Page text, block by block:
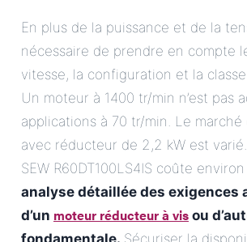
En plus de la puissance et de la
nécessaire de prendre en compte
vitesse, la configuration et la
Un moteur à 1400 tr/min n’est pas
applications à 70 tr/min. Le
avec réducteur de 2,2 kW est
SEW R60DT100LS4IS coûte
analyse détaillée des exigences
d’un moteur réducteur à vis ou
fondamentale..Sécuriser la